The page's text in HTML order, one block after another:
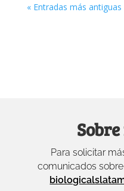
« Entradas más antiguas
Para solicitar
comunicados